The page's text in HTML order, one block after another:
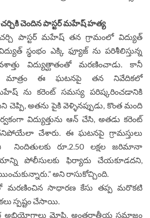
చెందిన పాస్టర్ మహేష్ హత్య
పాస్ట‌ర్ మ‌హేష్ త‌న గ్రామంలో విద్యుత్
స్థంభం ఎక్కి ఫ్యూజ్ ను ప‌రిశీలిస్తున్న
విద్యుత్ఘాతంతో మ‌ర‌ణించాడు. కానీ
మాత్రం ఈ ఘటనపై త‌న నివేదిక‌లో
మహేష్ ను క‌రెంట్ స‌మ‌స్య పరిష్కరించడానికి
చెప్పి, అతను పైకి వెళ్ళినప్పుడు, కొంత మంది
విద్యుత్తును ఆన్ చేసి, అతడు కరెంట్
చేశారు. ఈ ఘ‌ట‌న‌పై గ్రామస్తులు
రూ.2.50 లక్షల జ‌రిమానా
పోలీసుల‌కు ఫిర్యాదు చేయ‌కూడ‌దని,
అని రాసుకోచ్చింది.
మరణించిన సాధారణ కేసు తప్ప మరొకటి
స్పష్టం చేసాయి.
అభియోగాలు మోపి, అంతర్జాతీయ సమాజం